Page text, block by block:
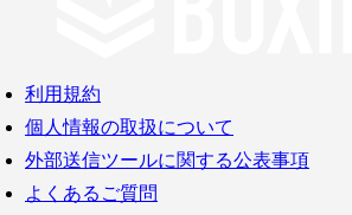
利用規約
個人情報の取扱について
外部送信ツールに関する公表事項
よくあるご質問